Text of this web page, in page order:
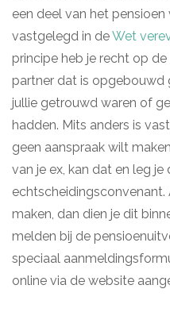
een deel van het
vastgelegd in deWet
principe heb je recht op
partner dat is opgebouwd
jullie getrouwd waren of
hadden. Mits anders is
geen aanspraak wilt
van je ex, kan dat en leg je
echtscheidingsconvenant.
maken, dan dien je dit
melden bij de
speciaal
online via de website